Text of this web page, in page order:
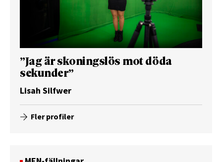
”Jag är skoningslös mot döda
sekunder”
Lisah Silfwer
Fler profiler